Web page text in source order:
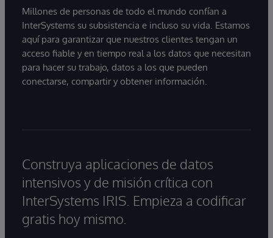
Millones de personas de todo el mundo confían a
InterSystems su subsistencia e incluso su vida. Estamos
aquí para garantizar que nuestros clientes tengan un
acceso fiable y en tiempo real a los datos que necesitan
para hacer su trabajo, datos a los que pueden
conectarse, compartir y obtener información.
Construya aplicaciones de datos
intensivos y de misión crítica con
InterSystems IRIS. Empieza a codificar
gratis hoy mismo.